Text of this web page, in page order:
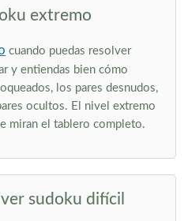
extremo
cuando puedas resolver
y entiendas bien cómo
los pares desnudos,
ocultos. El nivel extremo
miran el tablero completo.
sudoku difícil